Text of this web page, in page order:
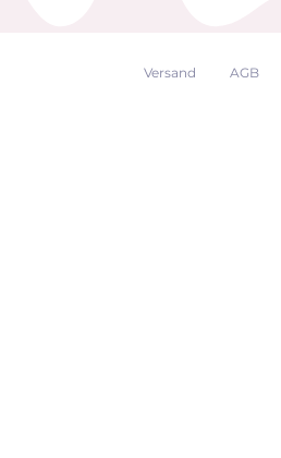
Versand AGB